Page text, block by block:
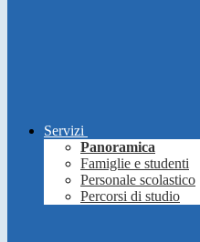
Servizi
Panoramica
Famiglie e studenti
Personale scolastico
Percorsi di studio